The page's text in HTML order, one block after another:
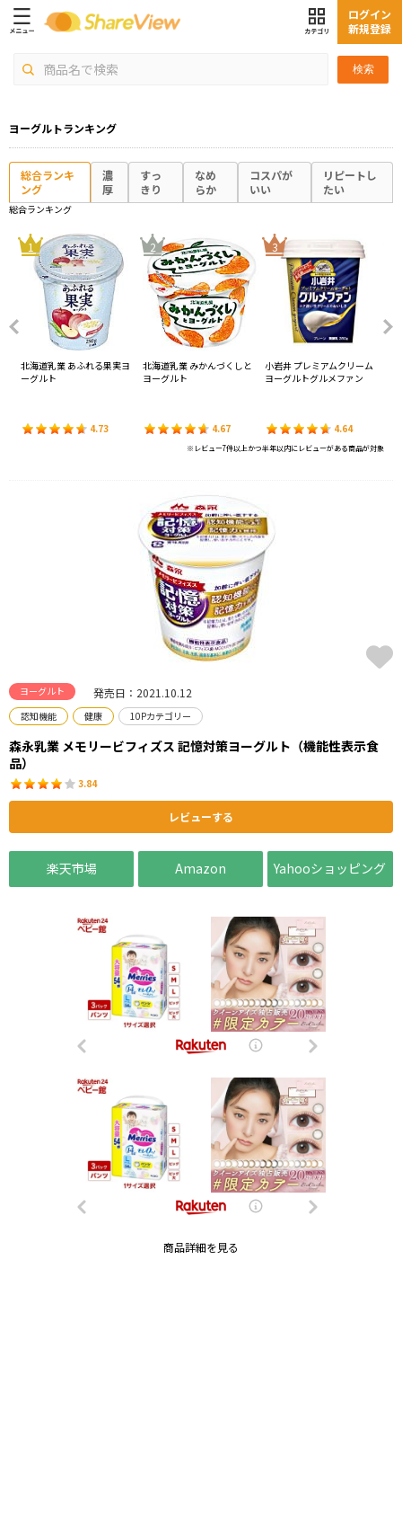
検索
ログイン
新規登録
ヨーグルトランキング
総合ランキ
ング
濃
厚
すっ
きり
なめ
らか
コスパが
いい
リピートし
たい
総合ランキング
1
北海道乳業 あふれる果実ヨ
ーグルト
4.73
2
北海道乳業 みかんづくしと
ヨーグルト
4.67
3
小岩井 プレミアムクリーム
ヨーグルトグルメファン
4.64
※レビュー7件以上かつ半年以内にレビューがある商品が対象
ヨーグルト 発売日：2021.10.12
認知機能 健康 10Pカテゴリー
森永乳業 メモリービフィズス 記憶対策ヨーグルト（機能性表示食
品）
3.84
レビューする
楽天市場 Amazon Yahooショッピング
商品詳細を見る